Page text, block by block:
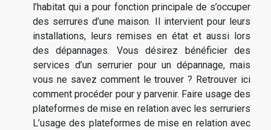
l’habitat qui a pour fonction principale de s’occuper
des serrures d’une maison. Il intervient pour leurs
installations, leurs remises en état et aussi lors
des dépannages. Vous désirez bénéficier des
services d’un serrurier pour un dépannage, mais
vous ne savez comment le trouver ? Retrouver ici
comment procéder pour y parvenir. Faire usage des
plateformes de mise en relation avec les serruriers
L’usage des plateformes de mise en relation avec